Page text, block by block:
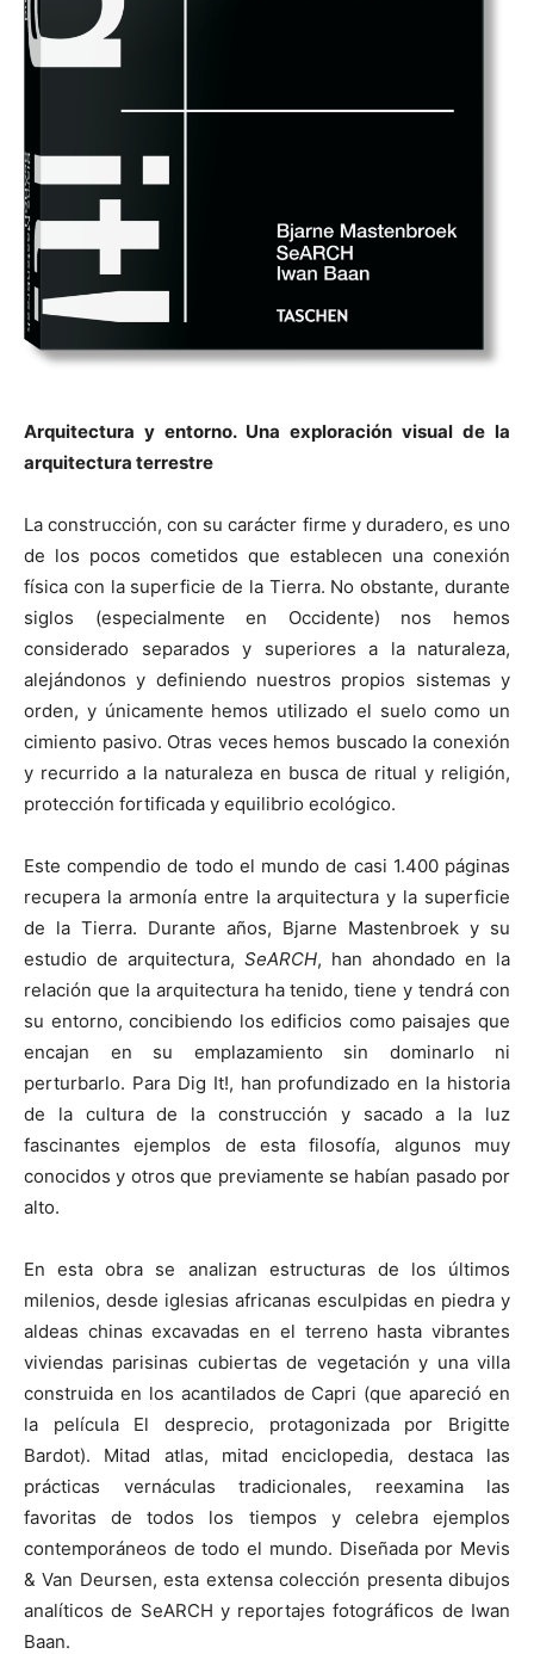
Arquitectura y entorno. Una exploración visual de la
arquitectura terrestre
La construcción, con su carácter firme y duradero, es uno
de los pocos cometidos que establecen una conexión
física con la superficie de la Tierra. No obstante, durante
siglos (especialmente en Occidente) nos hemos
considerado separados y superiores a la naturaleza,
alejándonos y definiendo nuestros propios sistemas y
orden, y únicamente hemos utilizado el suelo como un
cimiento pasivo. Otras veces hemos buscado la conexión
y recurrido a la naturaleza en busca de ritual y religión,
protección fortificada y equilibrio ecológico.
Este compendio de todo el mundo de casi 1.400 páginas
recupera la armonía entre la arquitectura y la superficie
de la Tierra. Durante años, Bjarne Mastenbroek y su
estudio de arquitectura, SeARCH, han ahondado en la
relación que la arquitectura ha tenido, tiene y tendrá con
su entorno, concibiendo los edificios como paisajes que
encajan en su emplazamiento sin dominarlo ni
perturbarlo. Para Dig It!, han profundizado en la historia
de la cultura de la construcción y sacado a la luz
fascinantes ejemplos de esta filosofía, algunos muy
conocidos y otros que previamente se habían pasado por
alto.
En esta obra se analizan estructuras de los últimos
milenios, desde iglesias africanas esculpidas en piedra y
aldeas chinas excavadas en el terreno hasta vibrantes
viviendas parisinas cubiertas de vegetación y una villa
construida en los acantilados de Capri (que apareció en
la película El desprecio, protagonizada por Brigitte
Bardot). Mitad atlas, mitad enciclopedia, destaca las
prácticas vernáculas tradicionales, reexamina las
favoritas de todos los tiempos y celebra ejemplos
contemporáneos de todo el mundo. Diseñada por Mevis
& Van Deursen, esta extensa colección presenta dibujos
analíticos de SeARCH y reportajes fotográficos de Iwan
Baan.